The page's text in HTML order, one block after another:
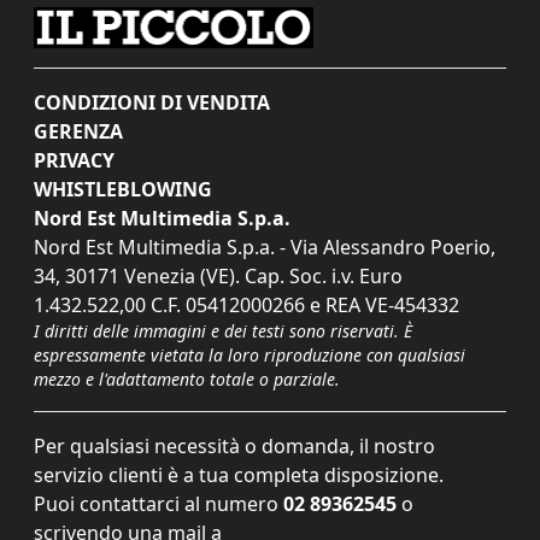
CONDIZIONI DI VENDITA
GERENZA
PRIVACY
WHISTLEBLOWING
Nord Est Multimedia S.p.a.
Nord Est Multimedia S.p.a. - Via Alessandro Poerio,
34, 30171 Venezia (VE). Cap. Soc. i.v. Euro
1.432.522,00 C.F. 05412000266 e REA VE-454332
I diritti delle immagini e dei testi sono riservati. È
espressamente vietata la loro riproduzione con qualsiasi
mezzo e l'adattamento totale o parziale.
Per qualsiasi necessità o domanda, il nostro
servizio clienti è a tua completa disposizione.
Puoi contattarci al numero 02 89362545 o
scrivendo una mail a